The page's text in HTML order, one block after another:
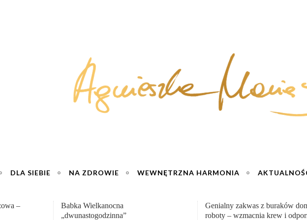
DLA SIEBIE NA ZDROWIE WEWNĘTRZNA HARMONIA
Genialny zakwas z buraków domowej
roboty – wzmacnia krew i odporność
„Przemiana” Podróż do siły i